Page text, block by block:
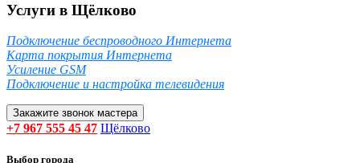
Услуги в Щёлково
Подключение беспроводного Интернета
Карта покрытия Интернета
Усиление GSM
Подключение и настройка телевидения
Закажите звонок мастера
+7 967 555 45 47 Щёлково
Выбор города